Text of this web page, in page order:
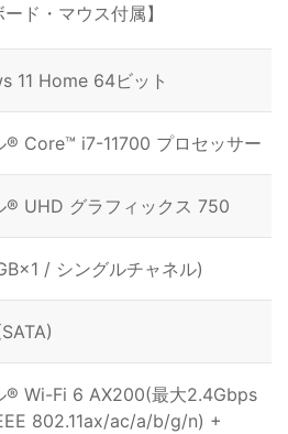
ド・マウス付属】
11 Home 64ビット
® Core™ i7-11700 プロセッサー
® UHD グラフィックス 750
/ シングルチャネル)
® Wi-Fi 6 AX200(最大2.4Gbps
802.11ax/ac/a/b/g/n) +